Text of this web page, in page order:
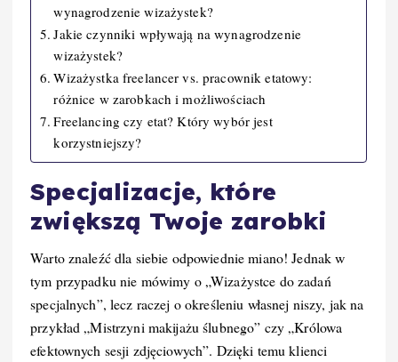
wynagrodzenie wizażystek?
Jakie czynniki wpływają na wynagrodzenie
wizażystek?
Wizażystka freelancer vs. pracownik etatowy:
różnice w zarobkach i możliwościach
Freelancing czy etat? Który wybór jest
korzystniejszy?
Specjalizacje, które
zwiększą Twoje zarobki
Warto znaleźć dla siebie odpowiednie miano! Jednak w
tym przypadku nie mówimy o „Wizażystce do zadań
specjalnych”, lecz raczej o określeniu własnej niszy, jak na
przykład „Mistrzyni makijażu ślubnego” czy „Królowa
efektownych sesji zdjęciowych”. Dzięki temu klienci